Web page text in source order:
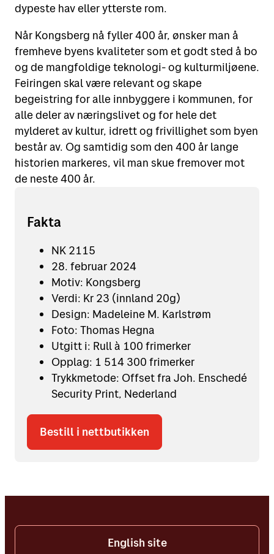
dypeste hav eller ytterste rom.
Når Kongsberg nå fyller 400 år, ønsker man å
fremheve byens kvaliteter som et godt sted å bo
og de mangfoldige teknologi- og kulturmiljøene.
Feiringen skal være relevant og skape
begeistring for alle innbyggere i kommunen, for
alle deler av næringslivet og for hele det
mylderet av kultur, idrett og frivillighet som byen
består av. Og samtidig som den 400 år lange
historien markeres, vil man skue fremover mot
de neste 400 år.
Fakta
NK 2115
28. februar 2024
Motiv: Kongsberg
Verdi: Kr 23 (innland 20g)
Design: Madeleine M. Karlstrøm
Foto: Thomas Hegna
Utgitt i: Rull à 100 frimerker
Opplag: 1 514 300 frimerker
Trykkmetode: Offset fra Joh. Enschedé
Security Print, Nederland
Bestill i nettbutikken
English site